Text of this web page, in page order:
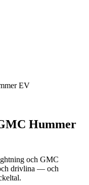
EV
Hummer
och GMC
drivlina — och